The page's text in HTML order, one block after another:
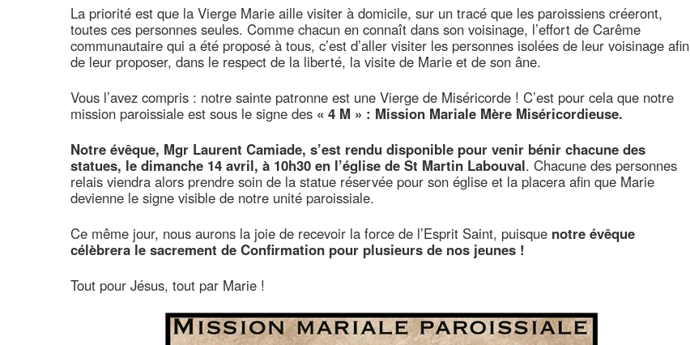
La priorité est que la Vierge Marie aille visiter à domicile, sur un tracé que les paroissiens créeront,
toutes ces personnes seules. Comme chacun en connaît dans son voisinage, l’effort de Carême
communautaire qui a été proposé à tous, c’est d’aller visiter les personnes isolées de leur voisinage afin
de leur proposer, dans le respect de la liberté, la visite de Marie et de son âne.
Vous l’avez compris : notre sainte patronne est une Vierge de Miséricorde ! C’est pour cela que notre
mission paroissiale est sous le signe des « 4 M » : Mission Mariale Mère Miséricordieuse.
Notre évêque, Mgr Laurent Camiade, s’est rendu disponible pour venir bénir chacune des
statues, le dimanche 14 avril, à 10h30 en l’église de St Martin Labouval. Chacune des personnes
relais viendra alors prendre soin de la statue réservée pour son église et la placera afin que Marie
devienne le signe visible de notre unité paroissiale.
Ce même jour, nous aurons la joie de recevoir la force de l’Esprit Saint, puisque notre évêque
célèbrera le sacrement de Confirmation pour plusieurs de nos jeunes !
Tout pour Jésus, tout par Marie !